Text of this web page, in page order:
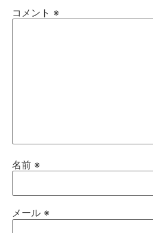
コメント ※
名前 ※
メール ※